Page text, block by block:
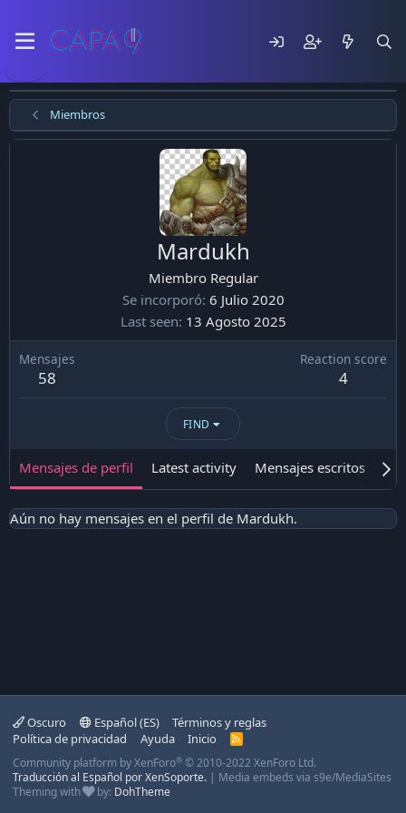
Miembros
Mardukh
Miembro Regular
Se incorporó 6 Julio 2020
Last seen 13 Agosto 2025
Mensajes
58
Reaction score
4
FIND
Mensajes de perfil Latest activity Mensajes escritos
Aún no hay mensajes en el perfil de Mardukh.
Oscuro Español (ES)
Términos y reglas
Política de privacidad
Ayuda Inicio
R
S
Community platform by XenForo® © 2010-2022 XenForo Ltd.
Traducción al Español por XenSoporte. | Media embeds via s9e/MediaSites
Theming with
by: DohTheme